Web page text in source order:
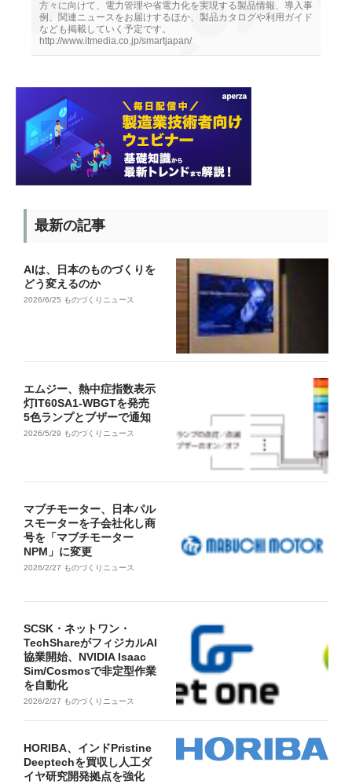
方々に向けて、電力管理や省電力化を実現する製品情報、導入事
例、関連ニュースをお届けするほか、製品カタログや利用ガイド
なども掲載していく予定です。
http://www.itmedia.co.jp/smartjapan/
最新の記事
AIは、日本のものづくりを
どう変えるのか
2026/6/25 ものづくりニュース
エムジー、熱中症指数表示
灯IT60SA1-WBGTを発売
5色ランプとブザーで通知
2026/5/29 ものづくりニュース
マブチモーター、日本パル
スモーターを子会社化し商
号を「マブチモーター
NPM」に変更
2026/2/27 ものづくりニュース
SCSK・ネットワン・
TechShareがフィジカルAI
協業開始、NVIDIA Isaac
Sim/Cosmosで非定型作業
を自動化
2026/2/27 ものづくりニュース
HORIBA、インドPristine
Deeptechを買収し人工ダ
イヤ研究開発拠点を強化